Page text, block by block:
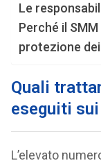
Le
Perché il
protezione
Quali
eseguiti
L’elevato